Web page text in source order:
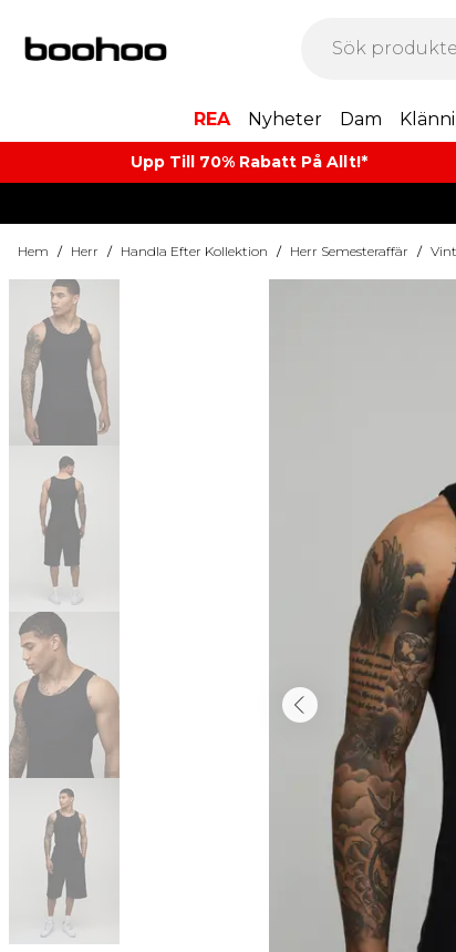
REA Nyheter Dam
Upp Till 70% Rabatt På Allt!*
Hem / Herr / Handla Efter Kollektion / Herr Semesteraffär /